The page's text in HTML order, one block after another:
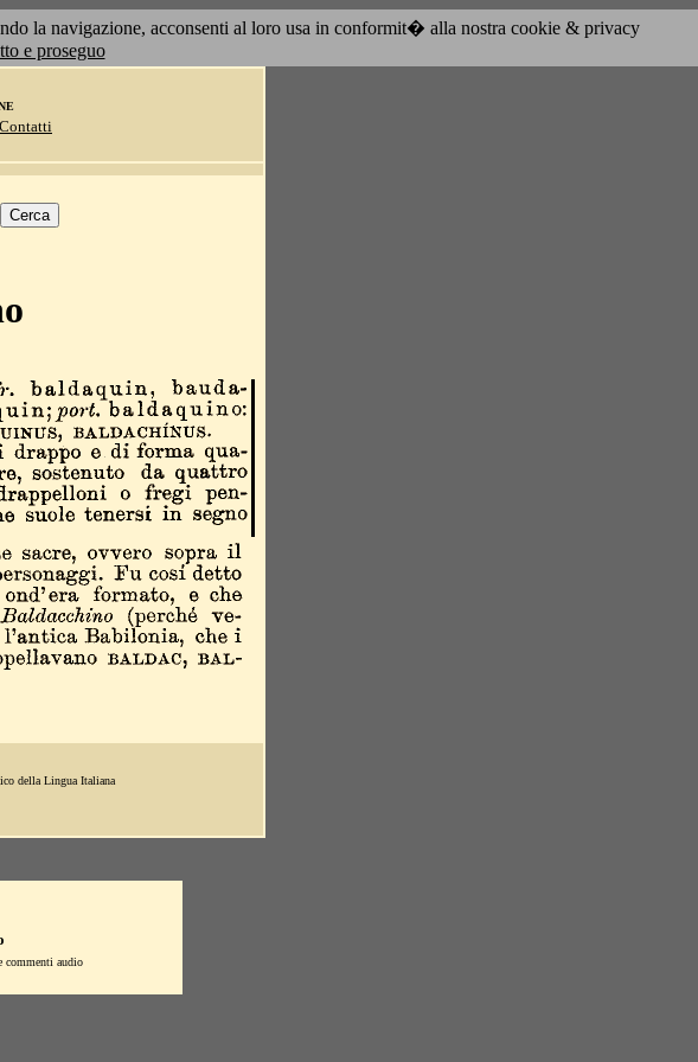
la navigazione, acconsenti al loro usa in conformit� alla nostra cookie & privacy
e proseguo
Contatti
della Lingua Italiana
commenti audio